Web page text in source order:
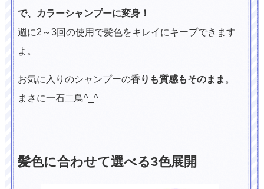
で、カラーシャンプーに変身！
週に2～3回の使用で髪色をキレイにキープできます
よ。
お気に入りのシャンプーの香りも質感もそのまま 。
まさに一石二鳥^_^
髪色に合わせて選べる3色展開